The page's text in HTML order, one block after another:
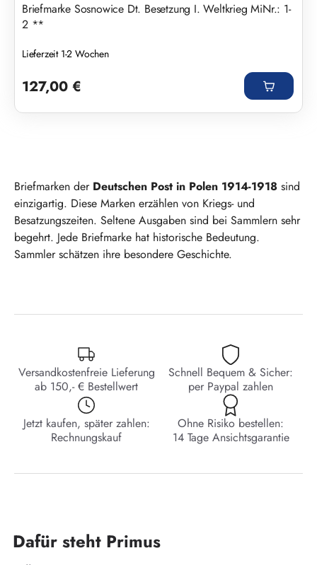
Briefmarke Sosnowice Dt. Besetzung I. Weltkrieg MiNr.: 1-
2 **
Lieferzeit 1-2 Wochen
127,00 €
Briefmarken der Deutschen Post in Polen 1914-1918 sind
einzigartig. Diese Marken erzählen von Kriegs- und
Besatzungszeiten. Seltene Ausgaben sind bei Sammlern sehr
begehrt. Jede Briefmarke hat historische Bedeutung.
Sammler schätzen ihre besondere Geschichte.
Versandkostenfreie Lieferung
ab 150,- € Bestellwert
Schnell Bequem & Sicher:
per Paypal zahlen
Jetzt kaufen, später zahlen:
Rechnungskauf
Ohne Risiko bestellen:
14 Tage Ansichtsgarantie
Dafür steht Primus